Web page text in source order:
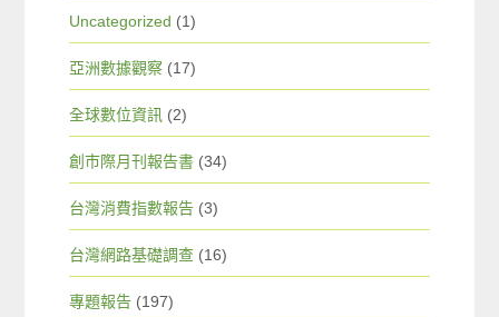
Uncategorized (1)
亞洲數據觀察 (17)
全球數位資訊 (2)
創市際月刊報告書 (34)
台灣消費指數報告 (3)
台灣網路基礎調查 (16)
專題報告 (197)